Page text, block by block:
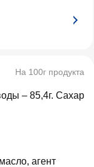
На 100г продукта
– 85,4г. Сахар
агент